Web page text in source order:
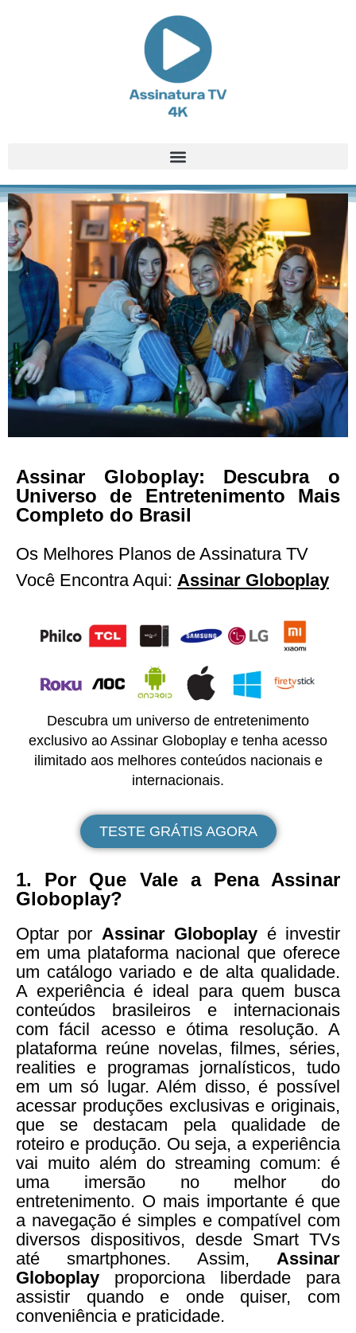
Assinar Globoplay
Se você ama séries, filmes e novelas
primeiro passo para maratonar tudo!
Assinar Globoplay: Descubra o
Universo de Entretenimento Mais
Completo do Brasil
Os Melhores Planos de Assinatura TV
Você Encontra Aqui: Assinar Globoplay
Descubra um universo de entretenimento
exclusivo ao Assinar Globoplay e tenha acesso
ilimitado aos melhores conteúdos nacionais e
internacionais.
TESTE GRÁTIS AGORA
1. Por Que Vale a Pena Assinar
Globoplay?
Optar por Assinar Globoplay é investir
em uma plataforma nacional que oferece
um catálogo variado e de alta qualidade.
A experiência é ideal para quem busca
conteúdos brasileiros e internacionais
com fácil acesso e ótima resolução. A
plataforma reúne novelas, filmes, séries,
realities e programas jornalísticos, tudo
em um só lugar. Além disso, é possível
acessar produções exclusivas e originais,
que se destacam pela qualidade de
roteiro e produção. Ou seja, a experiência
vai muito além do streaming comum: é
uma imersão no melhor do
entretenimento. O mais importante é que
a navegação é simples e compatível com
diversos dispositivos, desde Smart TVs
até smartphones. Assim, Assinar
Globoplay proporciona liberdade para
assistir quando e onde quiser, com
conveniência e praticidade.